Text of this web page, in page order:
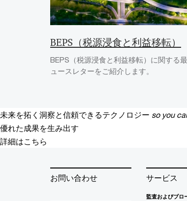
BEPS（税源浸食と利益移転）
BEPS（税源浸食と利益移転）に関する
ュースレターをご紹介します。
未来を拓く洞察と信頼できるテクノロジー so you
優れた成果を生み出す
詳細はこちら
お問い合わせ サービス
監査およびブロ